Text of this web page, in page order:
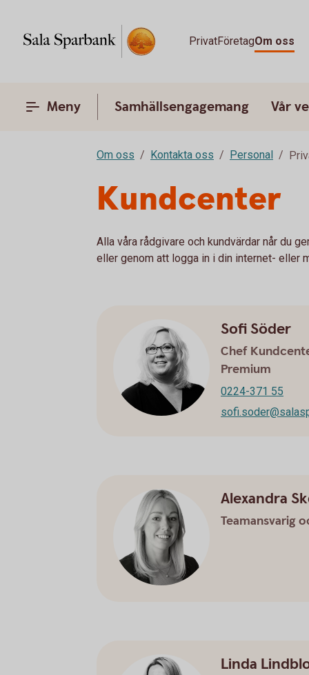
PrivatFöretagOm oss
Meny Samhällsengagemang Vår
Om oss Kontakta oss Personal
Kundcenter
Alla våra rådgivare och kundvärdar når du
eller genom att logga in i din internet- eller
Sofi Söder
Chef
Premium
0224-371 55
Alexandra
Teamansvarig
Linda